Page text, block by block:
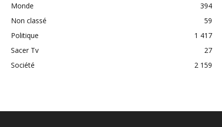
Monde
394
Non classé
59
Politique
1 417
Sacer Tv
27
Société
2 159